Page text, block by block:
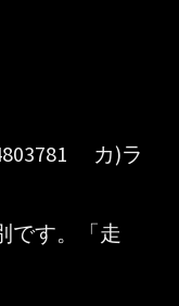
カ)ラ
です。「走